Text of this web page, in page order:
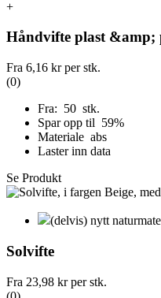
+
Håndvifte plast &amp;
Fra 6,16 krper stk.
(0)
Fra: 50 stk.
Spar opp til 59%
Materiale abs
Laster inn data
Se Produkt
(delvis) nytt
Solvifte
Fra 23,98 krper stk.